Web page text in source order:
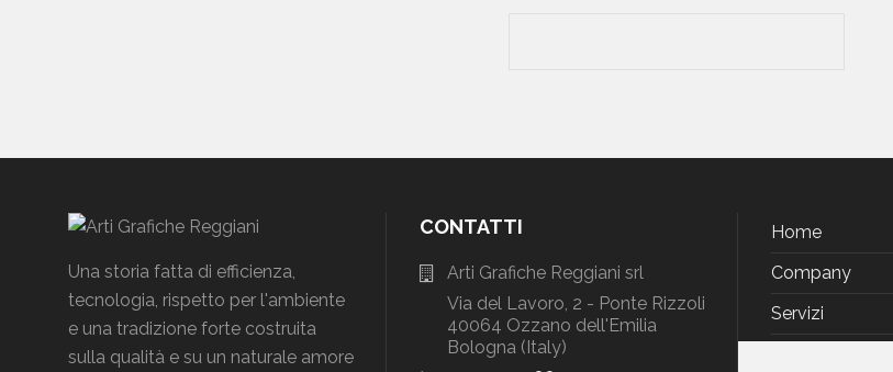
Una storia fatta di efficienza,
tecnologia, rispetto per l'ambiente
e una tradizione forte costruita
sulla qualità e su un naturale amore
CONTATTI
Arti Grafiche Reggiani srl
Via del Lavoro, 2 - Ponte Rizzoli
40064 Ozzano dell'Emilia
Bologna (Italy)
Home
Company
Servizi